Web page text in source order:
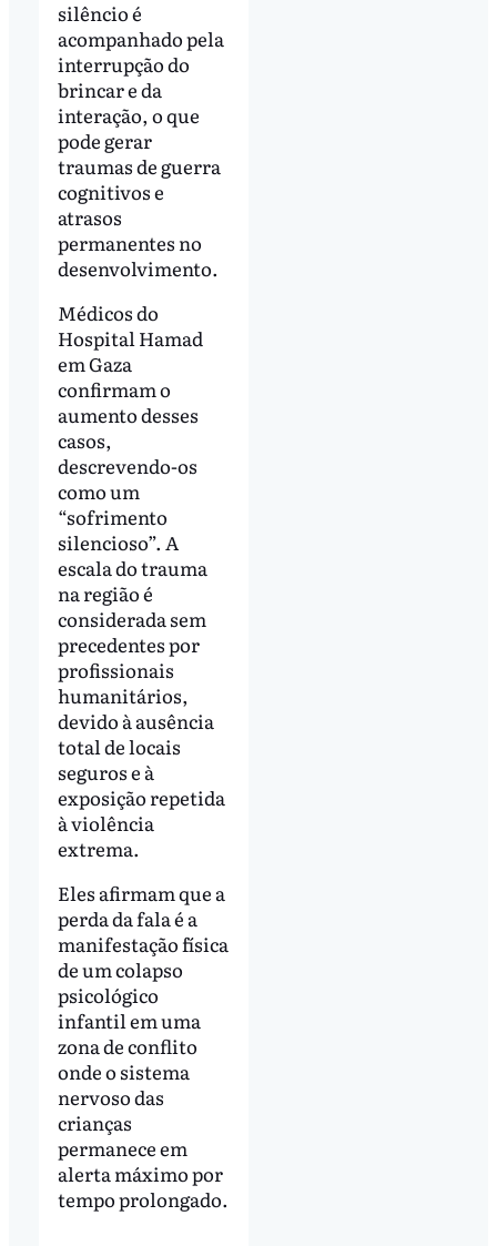
silêncio é
acompanhado pela
interrupção do
brincar e da
interação, o que
pode gerar
traumas de guerra
cognitivos e
atrasos
permanentes no
desenvolvimento.
Médicos do
Hospital Hamad
em Gaza
confirmam o
aumento desses
casos,
descrevendo-os
como um
“sofrimento
silencioso”. A
escala do trauma
na região é
considerada sem
precedentes por
profissionais
humanitários,
devido à ausência
total de locais
seguros e à
exposição repetida
à violência
extrema.
Eles afirmam que a
perda da fala é a
manifestação física
de um colapso
psicológico
infantil em uma
zona de conflito
onde o sistema
nervoso das
crianças
permanece em
alerta máximo por
tempo prolongado.